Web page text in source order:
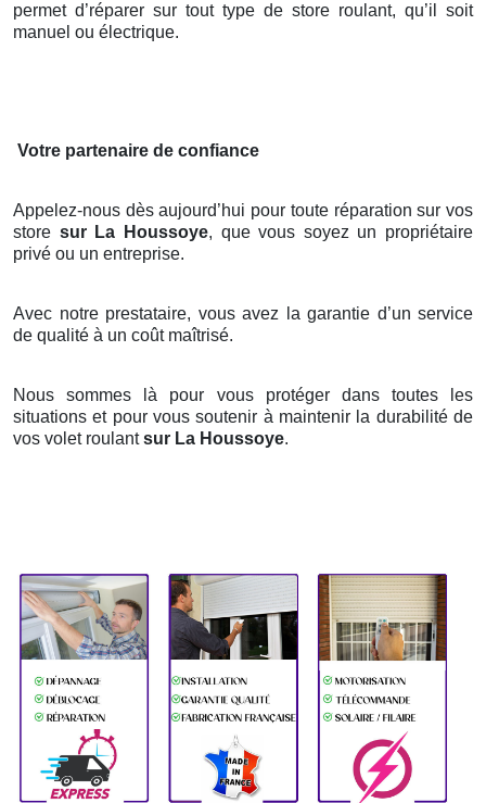
permet d’réparer sur tout type de store roulant, qu’il soit
manuel ou électrique.
Votre partenaire de confiance
Appelez-nous dès aujourd’hui pour toute réparation sur vos
store sur La Houssoye, que vous soyez un propriétaire
privé ou un entreprise.
Avec notre prestataire, vous avez la garantie d’un service
de qualité à un coût maîtrisé.
Nous sommes là pour vous protéger dans toutes les
situations et pour vous soutenir à maintenir la durabilité de
vos volet roulantsur La Houssoye.